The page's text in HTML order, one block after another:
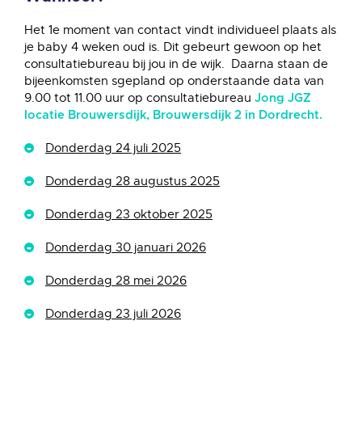
Het 1e moment van contact vindt individueel plaats als
je baby 4 weken oud is. Dit gebeurt gewoon op het
consultatiebureau bij jou in de wijk. Daarna staan de
bijeenkomsten sgepland op onderstaande data van
9.00 tot 11.00 uur op consultatiebureau Jong JGZ
locatie Brouwersdijk, Brouwersdijk 2 in Dordrecht.
Donderdag 24 juli 2025
Donderdag 28 augustus 2025
Donderdag 23 oktober 2025
Donderdag 30 januari 2026
Donderdag 28 mei 2026
Donderdag 23 juli 2026